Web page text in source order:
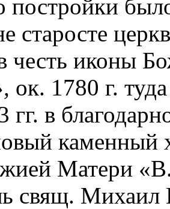
постройки
старосте
честь иконы
ок. 1780 г.
гг. в
каменный
Матери
свящ. Михаил